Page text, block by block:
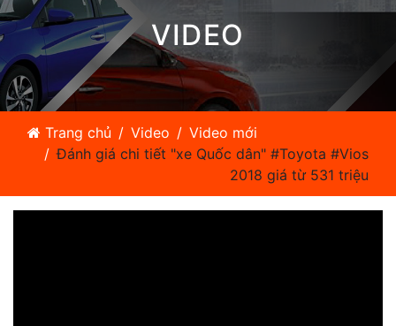
VIDEO
Trang chủ Video
Video mới
Đánh giá chi tiết "xe Quốc dân" #Toyota #Vios
2018 giá từ 531 triệu